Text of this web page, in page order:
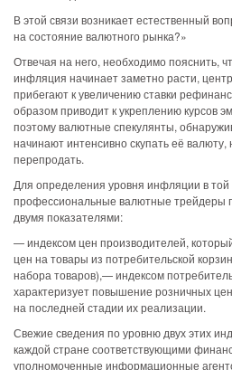
В этой связи возникает естественный
на состояние валютного рынка?»
Отвечая на него, необходимо пояснить,
инфляция начинает заметно расти,
прибегают к увеличению ставки
образом приводит к укреплению курсов
поэтому валютные спекулянты,
начинают интенсивно скупать её валюту,
перепродать.
Для определения уровня инфляции в той
профессиональные валютные трейдеры
двумя показателями:
— индексом цен производителей,
цен на товары из потребительской
набора товаров),— индексом
характеризует повышение розничных
на последней стадии их реализации.
Свежие сведения по уровню двух этих
каждой стране соответствующими
уполномоченные информационные